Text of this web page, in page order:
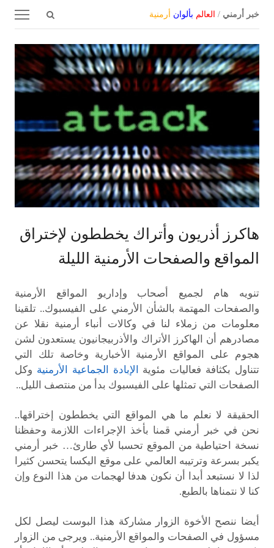
Open
Menu
خبر أرمني / العالم بألوان أرمنية
هاكرز أذريون وأتراك يخططون لإختراق
المواقع والصفحات الأرمنية الليلة
تنويه هام لجميع أصحاب وإداريو المواقع الأرمنية
والصفحات المهتمة بالشأن الأرمني على الفيسبوك.. تلقينا
معلومات من زملاء لنا في وكالات أنباء أرمنية نقلا عن
مصادرهم أن الهاكرز الأتراك والأذربيجانيون يستعدون لشن
هجوم على المواقع الأرمنية الأخبارية وخاصة تلك التي
تتناول بكثافة فعاليات مئوية
الإبادة الجماعية الأرمنية وكل
الصفحات التي تمثلها على الفيسبوك بدأ من منتصف الليل..
الحقيقة لا نعلم ما هي المواقع التي يخططون إختراقها..
نحن في خبر أرمني قمنا بأخذ الإجراءات اللازمة وحفظنا
نسخة احتياطية من الموقع تحسبا لأي طارئ… خبر أرمني
يكبر بسرعة وترتيبه العالمي على موقع اليكسا يتحسن كثيرا
لذا لا نستبعد أبدا أن نكون هدفا لهجمات من هذا النوع وإن
كنا لا نتمناها بالطبع.
أيضا ننصح الأخوة الزوار مشاركة هذا البوست ليصل لكل
مسؤول في الصفحات والمواقع الأرمنية.. ويرجى من الزوار